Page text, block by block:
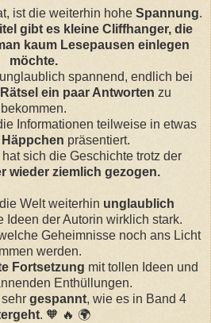
ist die weiterhin hohe Spannung.
gibt es kleine Cliffhanger, die
kaum Lesepausen einlegen
möchte.
spannend, endlich bei
Rätsel ein paar Antworten zu
bekommen.
Informationen teilweise in etwas
präsentiert.
sich die Geschichte trotz der
wieder ziemlich gezogen.
Welt weiterhin unglaublich
Ideen der Autorin wirklich stark.
Geheimnisse noch ans Licht
werden.
Fortsetzung mit tollen Ideen und
Enthüllungen.
gespannt, wie es in Band 4
. 🧡 🔥 🌍